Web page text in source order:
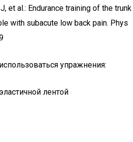
et al.: Endurance training of the trunk
with subacute low back pain. Phys
упражнения:
лентой